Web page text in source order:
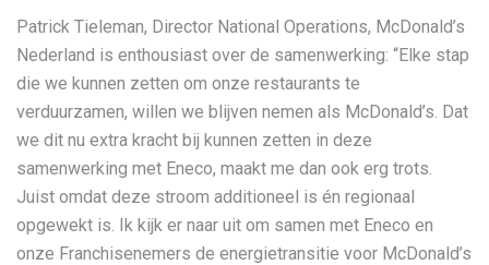
Patrick Tieleman, Director National Operations, McDonald’s
Nederland is enthousiast over de samenwerking: “Elke stap
die we kunnen zetten om onze restaurants te
verduurzamen, willen we blijven nemen als McDonald’s. Dat
we dit nu extra kracht bij kunnen zetten in deze
samenwerking met Eneco, maakt me dan ook erg trots.
Juist omdat deze stroom additioneel is én regionaal
opgewekt is. Ik kijk er naar uit om samen met Eneco en
onze Franchisenemers de energietransitie voor McDonald’s